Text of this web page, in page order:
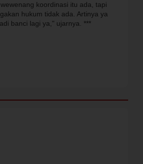
koordinasi itu ada, tapi
hukum tidak ada. Artinya ya
banci lagi ya," ujarnya. ***